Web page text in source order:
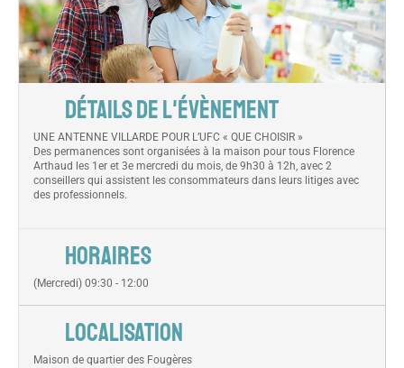
DÉTAILS DE L'ÉVÈNEMENT
UNE ANTENNE VILLARDE POUR L’UFC « QUE CHOISIR »
Des permanences sont organisées à la maison pour tous Florence
Arthaud les 1er et 3e mercredi du mois, de 9h30 à 12h, avec 2
conseillers qui assistent les consommateurs dans leurs litiges avec
des professionnels.
HORAIRES
(Mercredi) 09:30 - 12:00
LOCALISATION
Maison de quartier des Fougères